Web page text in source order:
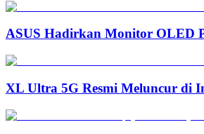
ASUS Hadirkan Monitor OLED
XL Ultra 5G Resmi Meluncur di